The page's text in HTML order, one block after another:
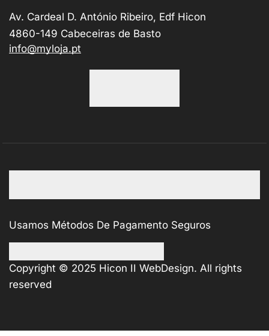
Av. Cardeal D. António Ribeiro, Edf Hicon
4860-149 Cabeceiras de Basto
info@myloja.pt
Usamos Métodos De Pagamento Seguros
Copyright © 2025 Hicon II WebDesign. All rights
reserved